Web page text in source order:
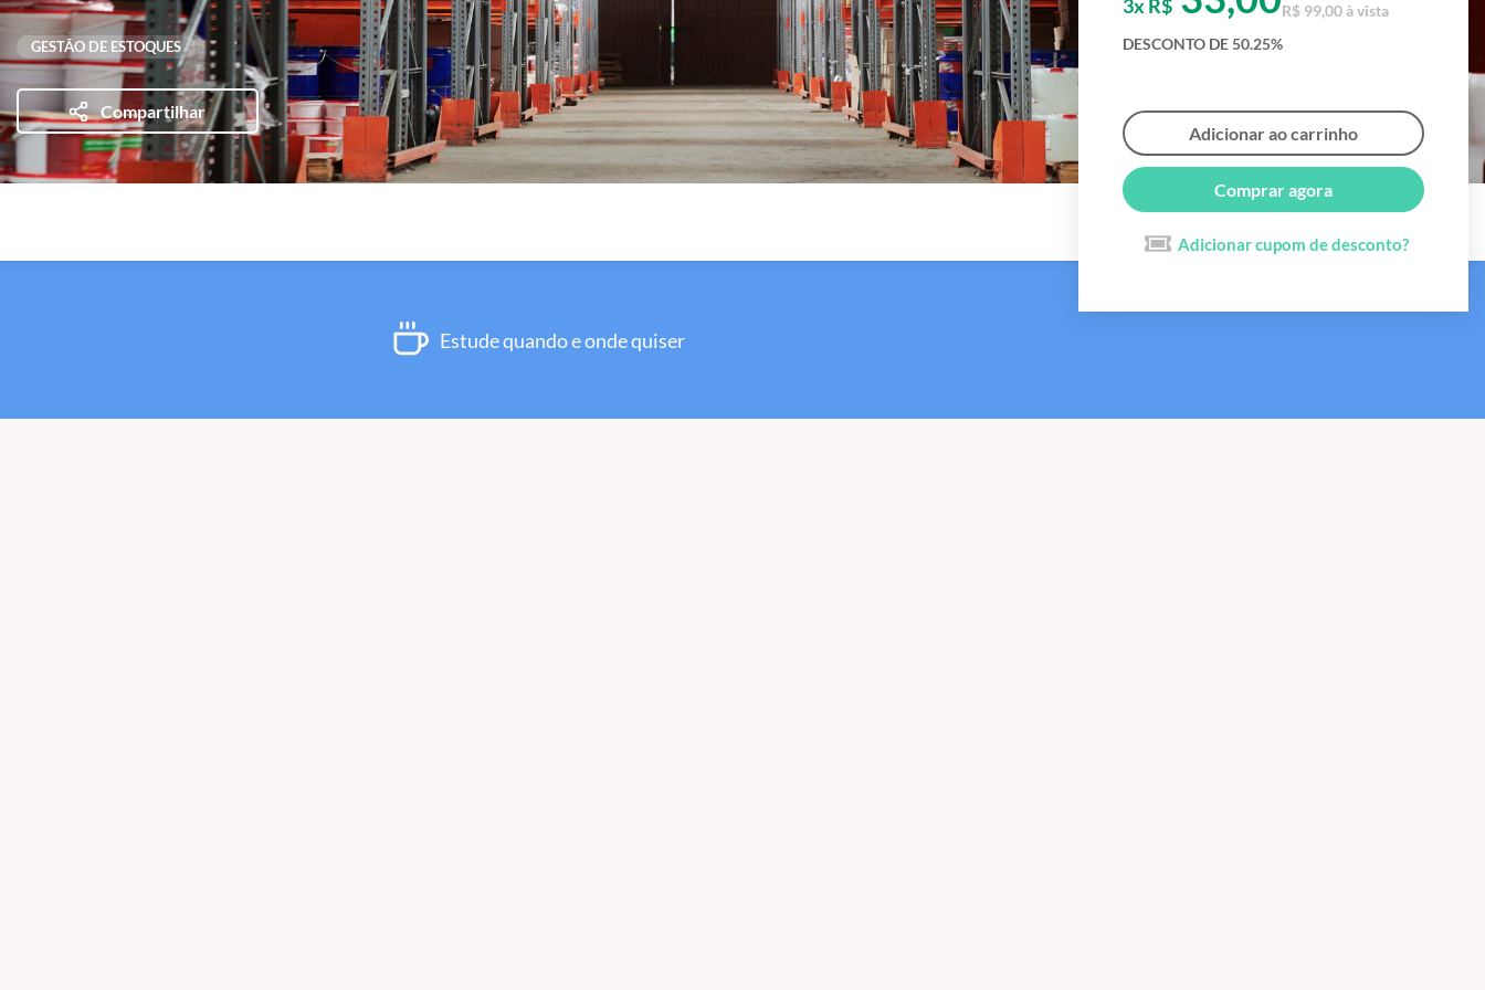
GESTÃO DE ESTOQUES
Compartilhar
Estude quando e onde quiser
3x R$
R$ 99,00 à vista
DESCONTO DE 50.25%
Adicionar ao carrinho
Comprar agora
Adicionar cupom de desconto?